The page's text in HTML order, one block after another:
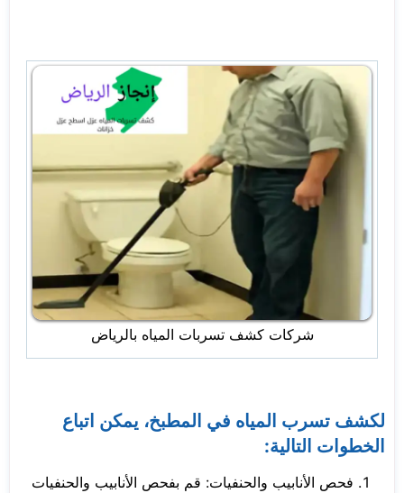
شركات كشف تسربات المياه بالرياض
لكشف تسرب المياه في المطبخ، يمكن اتباع
الخطوات التالية:
فحص الأنابيب والحنفيات: قم بفحص الأنابيب والحنفيات